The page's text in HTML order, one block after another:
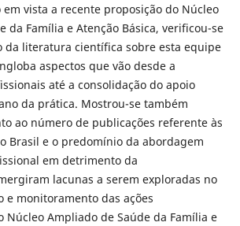
em vista a recente proposição do Núcleo
da Família e Atenção Básica, verificou-se
da literatura científica sobre esta equipe
aspectos que vão desde a
até a consolidação do apoio
da prática. Mostrou-se também
ao número de publicações referente às
Brasil e o predomínio da abordagem
em detrimento da
lacunas a serem exploradas no
e monitoramento das ações
Núcleo Ampliado de Saúde da Família e